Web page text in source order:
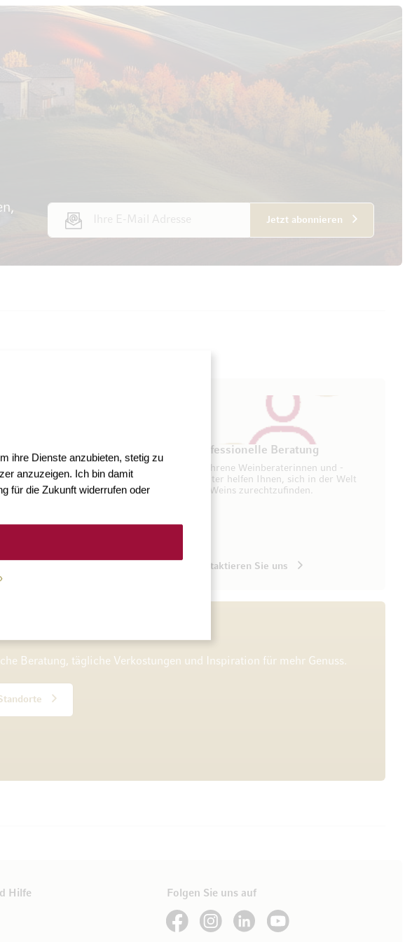
ihre Dienste anzubieten, stetig zu
anzuzeigen. Ich bin damit
für die Zukunft widerrufen oder
E-Mail Adresse
Jetzt abonnieren
75 Jahre Erfahrung
ermöglichen wir unseren
und Kunden den Zugang zu
Weinen.
Professionelle Beratung
Erfahrene Weinberaterinnen und -
berater helfen Ihnen, sich in der Welt
des Weins zurechtzufinden.
Kontaktieren Sie uns
Beratung, tägliche Verkostungen und Inspiration für mehr Genuss.
Hilfe Folgen Sie uns auf
See our FacebookSee our Instagram account
See our LinkedInSee our YouTube channel